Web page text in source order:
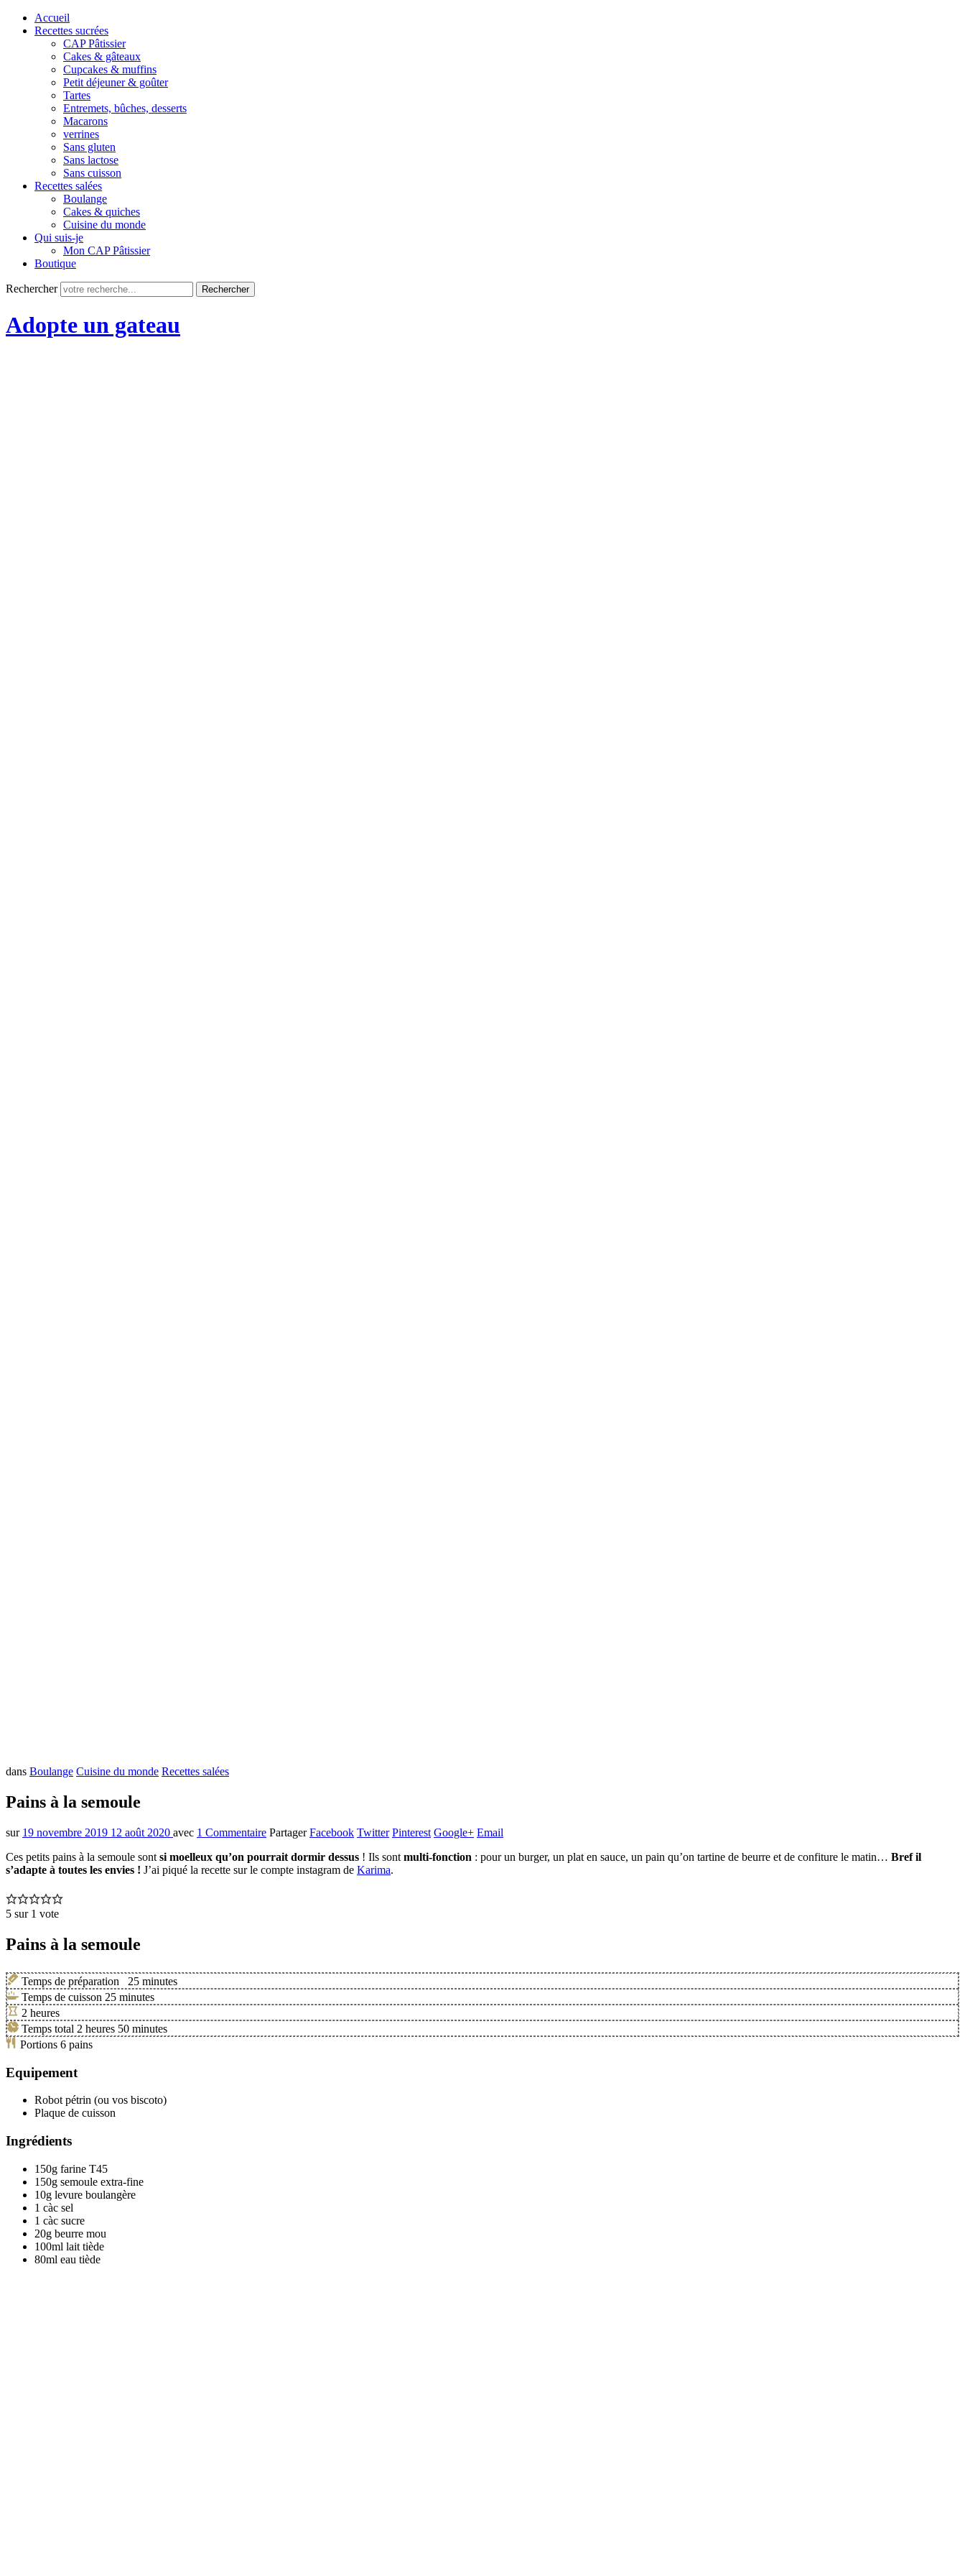
Accueil
Recettes sucrées
CAP Pâtissier
Cakes & gâteaux
Cupcakes & muffins
Petit déjeuner & goûter
Tartes
Entremets, bûches, desserts
Macarons
verrines
Sans gluten
Sans lactose
Sans cuisson
Recettes salées
Boulange
Cakes & quiches
Cuisine du monde
Qui suis-je
Mon CAP Pâtissier
Boutique
Rechercher
Adopte un gateau
dans Boulange Cuisine du monde Recettes salées
Pains à la semoule
sur 19 novembre 2019 12 août 2020 avec 1 Commentaire PartagerFacebook Twitter Pinterest Google+ Email
Ces petits pains à la semoule sont si moelleux qu’on pourrait dormir dessus ! Ils sont multi-fonction : pour un burger, un plat en sauce, un pain qu’on tartine de beurre et de confiture le matin… Bref il
s’adapte à toutes les envies ! J’ai piqué la recette sur le compte instagram de Karima.
5 sur 1 vote
Pains à la semoule
Temps de préparation 25 minutes
Temps de cuisson 25 minutes
2 heures
Temps total 2 heures 50 minutes
Portions 6 pains
Equipement
Robot pétrin (ou vos biscoto)
Plaque de cuisson
Ingrédients
150g farine T45
150g semoule extra-fine
10g levure boulangère
1 càc sel
1 càc sucre
20g beurre mou
100ml lait tiède
80ml eau tiède